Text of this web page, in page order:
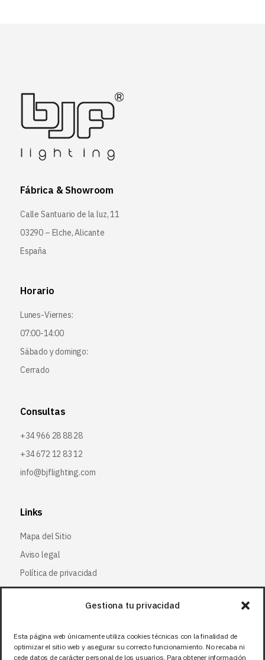
Gestiona tu privacidad
Esta página web únicamente utiliza cookies técnicas con la finalidad de
optimizar el sitio web y asegurar su correcto funcionamiento. No recaba ni
cede datos de carácter personal de los usuarios. Para obtener información
Fábrica & Showroom
Calle Santuario de la luz, 11
03290 – Elche, Alicante
España
Horario
Lunes-Viernes:
07:00-14:00
Sábado y domingo:
Cerrado
Consultas
+34 966 28 88 28
+34 672 12 83 12
info@bjflighting.com
Links
Mapa del Sitio
Aviso legal
Política de privacidad
Política de cookies
Síguenos
Facebook